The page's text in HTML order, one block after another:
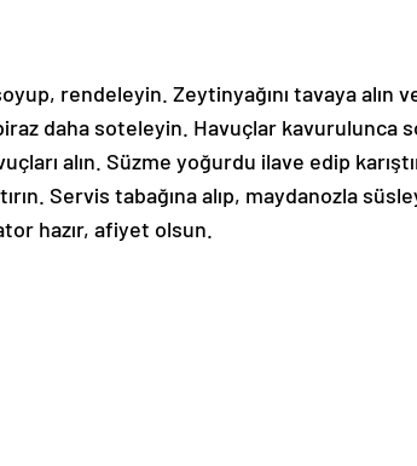
rendeleyin. Zeytinyağını tavaya alın
daha soteleyin. Havuçlar kavurulunca
alın. Süzme yoğurdu ilave edip
Servis tabağına alıp, maydanozla
hazır, afiyet olsun.